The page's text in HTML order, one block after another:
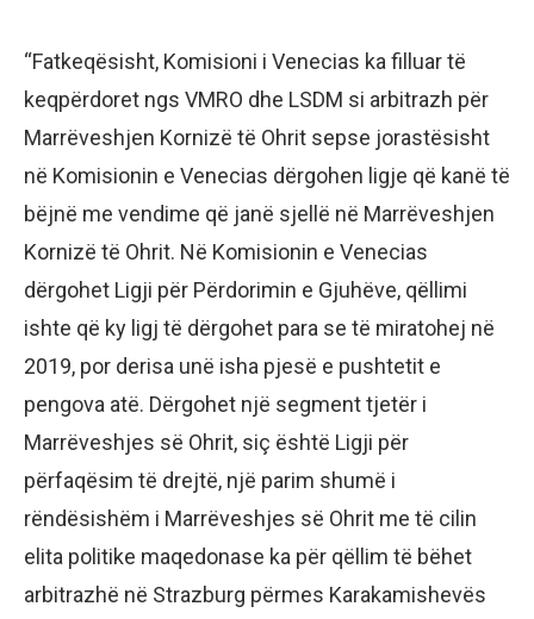
“Fatkeqësisht, Komisioni i Venecias ka filluar të
keqpërdoret ngs VMRO dhe LSDM si arbitrazh për
Marrëveshjen Kornizë të Ohrit sepse jorastësisht
në Komisionin e Venecias dërgohen ligje që kanë të
bëjnë me vendime që janë sjellë në Marrëveshjen
Kornizë të Ohrit. Në Komisionin e Venecias
dërgohet Ligji për Përdorimin e Gjuhëve, qëllimi
ishte që ky ligj të dërgohet para se të miratohej në
2019, por derisa unë isha pjesë e pushtetit e
pengova atë. Dërgohet një segment tjetër i
Marrëveshjes së Ohrit, siç është Ligji për
përfaqësim të drejtë, një parim shumë i
rëndësishëm i Marrëveshjes së Ohrit me të cilin
elita politike maqedonase ka për qëllim të bëhet
arbitrazhë në Strazburg përmes Karakamishevës